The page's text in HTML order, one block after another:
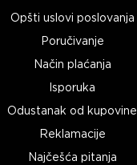
Opšti uslovi poslovanja
Poručivanje
Način plaćanja
Isporuka
Odustanak od kupovine
Reklamacije
Najčešća pitanja